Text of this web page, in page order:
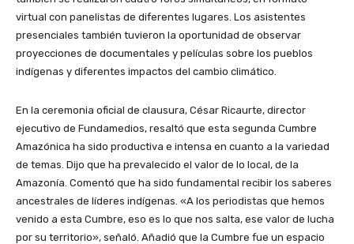
virtual con panelistas de diferentes lugares. Los asistentes
presenciales también tuvieron la oportunidad de observar
proyecciones de documentales y películas sobre los pueblos
indígenas y diferentes impactos del cambio climático.
En la ceremonia oficial de clausura, César Ricaurte, director
ejecutivo de Fundamedios, resaltó que esta segunda Cumbre
Amazónica ha sido productiva e intensa en cuanto a la variedad
de temas. Dijo que ha prevalecido el valor de lo local, de la
Amazonía. Comentó que ha sido fundamental recibir los saberes
ancestrales de líderes indígenas. «A los periodistas que hemos
venido a esta Cumbre, eso es lo que nos salta, ese valor de lucha
por su territorio», señaló. Añadió que la Cumbre fue un espacio